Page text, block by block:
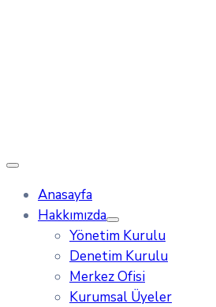
Anasayfa
Hakkımızda
Yönetim Kurulu
Denetim Kurulu
Merkez Ofisi
Kurumsal Üyeler